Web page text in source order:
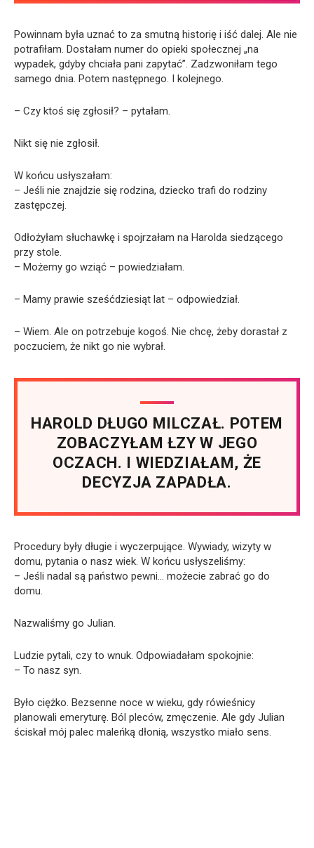
Powinnam była uznać to za smutną historię i iść dalej. Ale nie
potrafiłam. Dostałam numer do opieki społecznej „na
wypadek, gdyby chciała pani zapytać”. Zadzwoniłam tego
samego dnia. Potem następnego. I kolejnego.
– Czy ktoś się zgłosił? – pytałam.
Nikt się nie zgłosił.
W końcu usłyszałam:
– Jeśli nie znajdzie się rodzina, dziecko trafi do rodziny
zastępczej.
Odłożyłam słuchawkę i spojrzałam na Harolda siedzącego
przy stole.
– Możemy go wziąć – powiedziałam.
– Mamy prawie sześćdziesiąt lat – odpowiedział.
– Wiem. Ale on potrzebuje kogoś. Nie chcę, żeby dorastał z
poczuciem, że nikt go nie wybrał.
HAROLD DŁUGO MILCZAŁ. POTEM
ZOBACZYŁAM ŁZY W JEGO
OCZACH. I WIEDZIAŁAM, ŻE
DECYZJA ZAPADŁA.
Procedury były długie i wyczerpujące. Wywiady, wizyty w
domu, pytania o nasz wiek. W końcu usłyszeliśmy:
– Jeśli nadal są państwo pewni… możecie zabrać go do
domu.
Nazwaliśmy go Julian.
Ludzie pytali, czy to wnuk. Odpowiadałam spokojnie:
– To nasz syn.
Było ciężko. Bezsenne noce w wieku, gdy rówieśnicy
planowali emeryturę. Ból pleców, zmęczenie. Ale gdy Julian
ściskał mój palec maleńką dłonią, wszystko miało sens.